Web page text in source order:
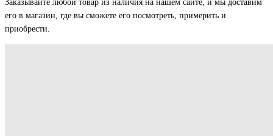
Заказывайте любой товар из наличия на нашем сайте, и мы доставим
его в магазин, где вы сможете его посмотреть, примерить и
приобрести.